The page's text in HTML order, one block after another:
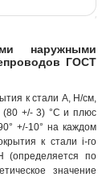
наружными
ГОСТ
к стали A, Н/см,
(80 +/- 3) °C и плюс
+/-10° на каждом
к стали i-го
(определяется по
значение